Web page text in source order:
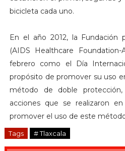
bicicleta cada uno.
En el año 2012, la Fundación
(AIDS Healthcare
febrero como el Día
propósito de promover su uso
método de doble
acciones que se realizaron
promover el uso de este
Tags # Tlaxcala